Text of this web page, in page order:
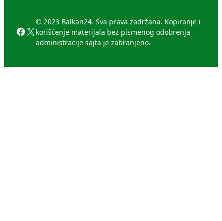
Facebook
X
© 2023 Balkan24. Sva prava zadržana. Kopiranje i
korišćenje materijala bez pismenog odobrenja
administracije sajta je zabranjeno.